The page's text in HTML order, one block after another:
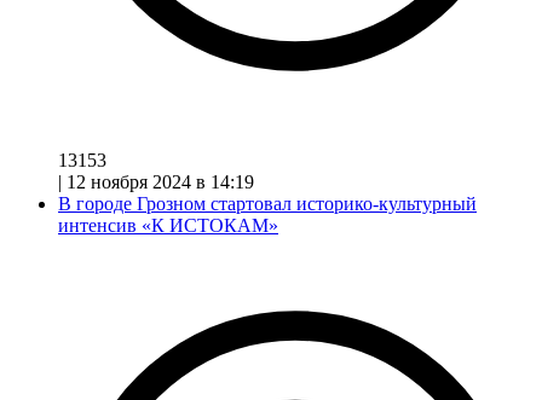
13153
| 12 ноября 2024 в 14:19
В городе Грозном стартовал историко-культурный
интенсив «К ИСТОКАМ»